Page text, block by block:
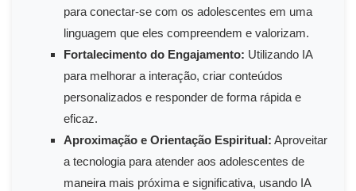
para conectar-se com os adolescentes em uma
linguagem que eles compreendem e valorizam.
Fortalecimento do Engajamento: Utilizando IA
para melhorar a interação, criar conteúdos
personalizados e responder de forma rápida e
eficaz.
Aproximação e Orientação Espiritual: Aproveitar
a tecnologia para atender aos adolescentes de
maneira mais próxima e significativa, usando IA